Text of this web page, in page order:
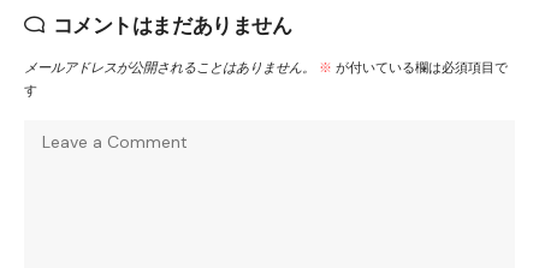
コメントはまだありません
メールアドレスが公開されることはありません。 ※ が付いている欄は必須項目で
す